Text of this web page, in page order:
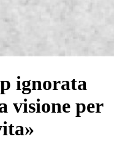
ignorata
visione per